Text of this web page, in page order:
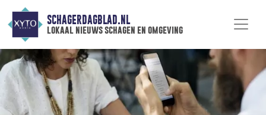
SCHAGERDAGBLAD.NL
lokaal nieuws schagen en omgeving